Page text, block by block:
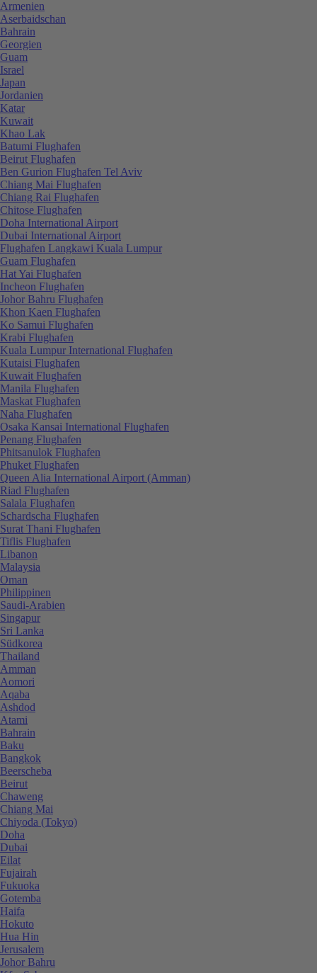
Armenien
Aserbaidschan
Bahrain
Georgien
Guam
Israel
Japan
Jordanien
Katar
Kuwait
Khao Lak
Batumi Flughafen
Beirut Flughafen
Ben Gurion Flughafen Tel Aviv
Chiang Mai Flughafen
Chiang Rai Flughafen
Chitose Flughafen
Doha International Airport
Dubai International Airport
Flughafen Langkawi Kuala Lumpur
Guam Flughafen
Hat Yai Flughafen
Incheon Flughafen
Johor Bahru Flughafen
Khon Kaen Flughafen
Ko Samui Flughafen
Krabi Flughafen
Kuala Lumpur International Flughafen
Kutaisi Flughafen
Kuwait Flughafen
Manila Flughafen
Maskat Flughafen
Naha Flughafen
Osaka Kansai International Flughafen
Penang Flughafen
Phitsanulok Flughafen
Phuket Flughafen
Queen Alia International Airport (Amman)
Riad Flughafen
Salala Flughafen
Schardscha Flughafen
Surat Thani Flughafen
Tiflis Flughafen
Libanon
Malaysia
Oman
Philippinen
Saudi-Arabien
Singapur
Sri Lanka
Südkorea
Thailand
Amman
Aomori
Aqaba
Ashdod
Atami
Bahrain
Baku
Bangkok
Beerscheba
Beirut
Chaweng
Chiang Mai
Chiyoda (Tokyo)
Doha
Dubai
Eilat
Fujairah
Fukuoka
Gotemba
Haifa
Hokuto
Hua Hin
Jerusalem
Johor Bahru